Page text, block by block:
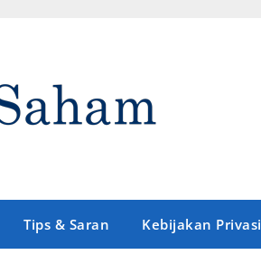
Tips & Saran Kebijakan Privasi